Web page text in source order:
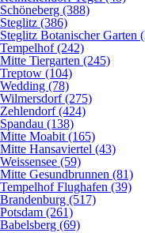
Schöneberg (388)
Steglitz (386)
Steglitz Botanischer Garten
Tempelhof (242)
Mitte Tiergarten (245)
Treptow (104)
Wedding (78)
Wilmersdorf (275)
Zehlendorf (424)
Spandau (138)
Mitte Moabit (165)
Mitte Hansaviertel (43)
Weissensee (59)
Mitte Gesundbrunnen (81)
Tempelhof Flughafen (39)
Brandenburg (517)
Potsdam (261)
Babelsberg (69)